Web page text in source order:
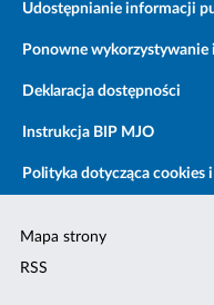
Udostępnianie informacji
Ponowne
Deklaracja dostępności
Instrukcja BIP MJO
Polityka dotycząca
Mapa strony
RSS